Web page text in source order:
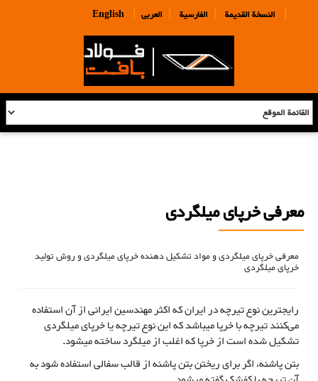
English| النسخة القديمة | الفارسية | العربی |
معرفی خرپای میلگردی
معرفی خرپای میلگردی و مواد تشکیل دهنده خرپای میلگردی و روش تولید
خرپای میلگردی
رایجترین نوع تیرچه در ایران که اکثر مهندسین ایرانی از آن استفاده
می‌کنند تیرچه با خرپا میباشد که این نوع تیرچه یا خرپای میلگردی
تشکیل شده است از خرپا که اغلب از میلگرد ساخته میشود.
بتن پاشنه، اگر برای ریختن بتن پاشنه از قالب سفالی استفاده شود به